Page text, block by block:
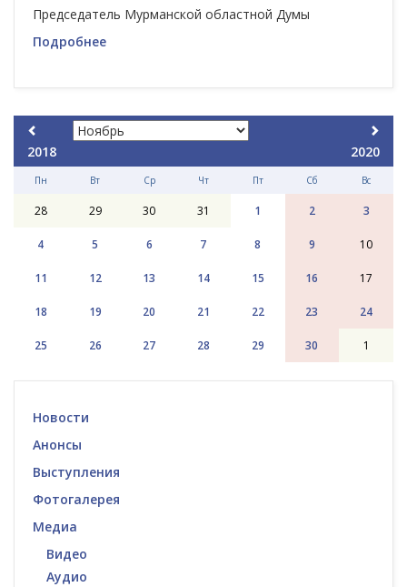
Председатель Мурманской областной Думы
Подробнее
2018 2020
Пн Вт Ср Чт Пт Сб Вс
28 29 30 31 1 2 3
4 5 6 7 8 9 10
11 12 13 14 15 16 17
18 19 20 21 22 23 24
25 26 27 28 29 30 1
Новости
Анонсы
Выступления
Фотогалерея
Медиа
Видео
Аудио